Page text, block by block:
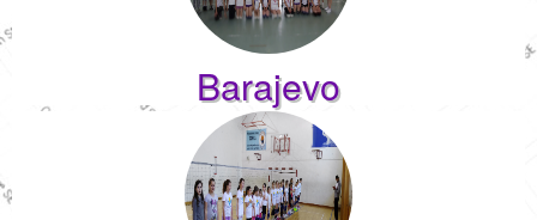
Barajevo